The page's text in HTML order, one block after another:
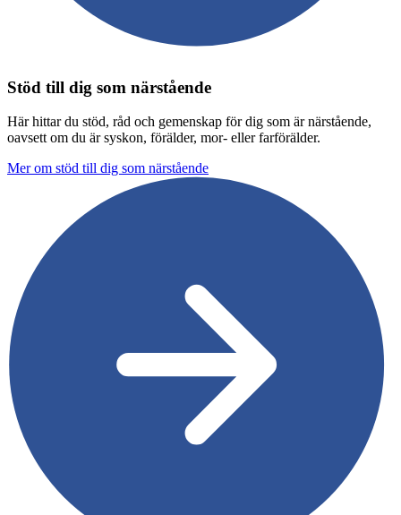
Stöd till dig som närstående
Här hittar du stöd, råd och gemenskap för dig som är närstående,
oavsett om du är syskon, förälder, mor- eller farförälder.
Mer om stöd till dig som närstående